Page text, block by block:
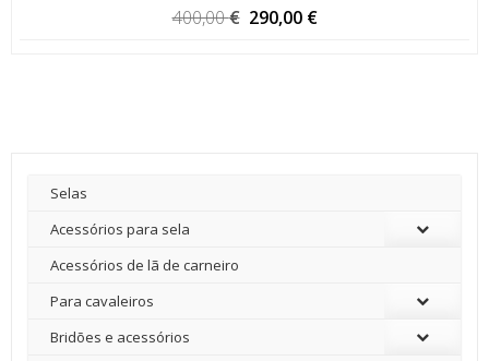
400,00€ O
290,00 €
Selas
Acessórios para sela
Acessórios de lã de carneiro
Para cavaleiros
Bridões e acessórios